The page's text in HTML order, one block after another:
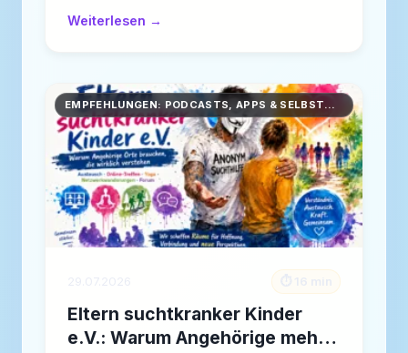
Weiterlesen →
EMPFEHLUNGEN: PODCASTS, APPS & SELBSTHILFE
Eltern suchtkranker Kinder
e.V.: Warum Angehörige mehr